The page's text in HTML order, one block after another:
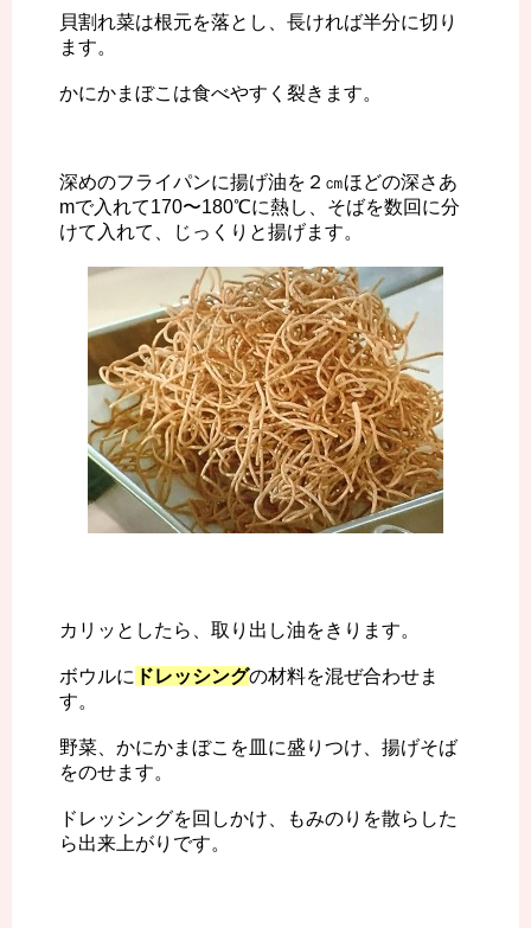
貝割れ菜は根元を落とし、長ければ半分に切り
ます。
かにかまぼこは食べやすく裂きます。
深めのフライパンに揚げ油を２㎝ほどの深さあ
mで入れて170〜180℃に熱し、そばを数回に分
けて入れて、じっくりと揚げます。
カリッとしたら、取り出し油をきります。
ボウルに ドレッシングの材料を混ぜ合わせま
す。
野菜、かにかまぼこを皿に盛りつけ、揚げそば
をのせます。
ドレッシングを回しかけ、もみのりを散らした
ら出来上がりです。